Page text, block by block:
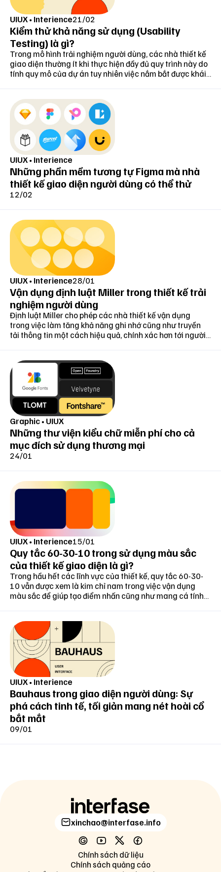
UIUX• Interience21/02
Kiểm thử khả năng sử dụng (Usability
Testing) là gì?
Trong mô hình trải nghiệm người dùng, các nhà thiết kế
giao diện thường ít khi thực hiện đầy đủ quy trình này do
tính quy mô của dự án tuy nhiên việc nắm bắt được khái
UIUX• Interience
Những phần mềm tương tự Figma mà nhà
thiết kế giao diện người dùng có thể thử
12/02
UIUX• Interience28/01
Vận dụng định luật Miller trong thiết kế trải
nghiệm người dùng
Định luật Miller cho phép các nhà thiết kế vận dụng
trong việc làm tăng khả năng ghi nhớ cũng như truyền
tải thông tin một cách hiệu quả, chính xác hơn tới người
Graphic• UIUX
Những thư viện kiểu chữ miễn phí cho cả
mục đích sử dụng thương mại
24/01
UIUX• Interience15/01
Quy tắc 60-30-10 trong sử dụng màu sắc
của thiết kế giao diện là gì?
Trong hầu hết các lĩnh vực của thiết kế, quy tắc 60-30-
10 vẫn được xem là kim chỉ nam trong việc vận dụng
màu sắc để giúp tạo điểm nhấn cũng như mang cá tính
mang đến một sản phẩm hoàn thiện, tinh giản và ấn
tượng.
UIUX• Interience
Bauhaus trong giao diện người dùng: Sự
phá cách tinh tế, tối giản mang nét hoài cổ
bắt mắt
09/01
xinchao@interfase.info
Chính sách dữ liệu
Chính sách quảng cáo